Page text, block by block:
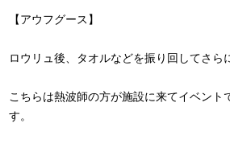
【アウフグース】
ロウリュ後、タオルなどを振り回してさら
こちらは熱波師の方が施設に来てイベント
す。